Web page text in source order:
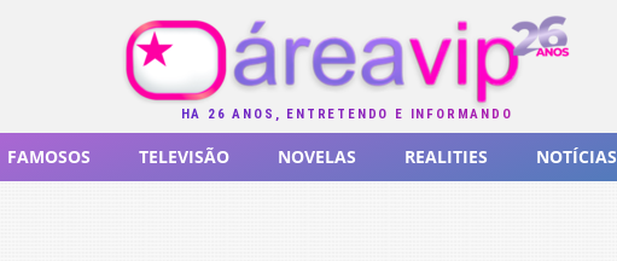
HÁ 26 ANOS, ENTRETENDO E INFORMANDO
FAMOSOS TELEVISÃO NOVELAS REALITIES NOTÍCIAS